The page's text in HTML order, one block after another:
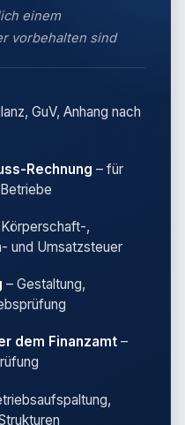
einem
vorbehalten sind
GuV, Anhang nach
Rechnung – für
,
und Umsatzsteuer
– Gestaltung,
dem Finanzamt –